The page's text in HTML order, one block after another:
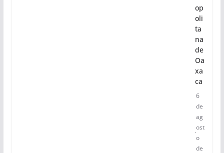
op
oli
ta
na
de
Oa
xa
ca
6
de
ag
ost
o
de